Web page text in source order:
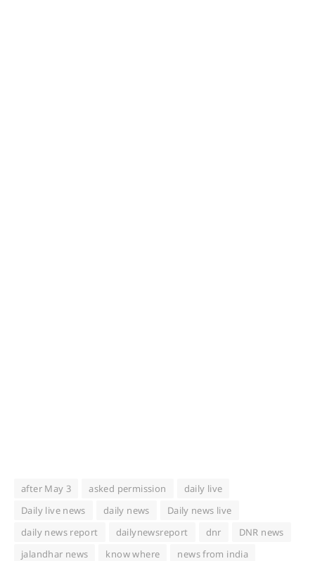
after May 3 asked permission
daily live
Daily live news
daily news
Daily news live
daily news report
dailynewsreport dnr
DNR news
jalandhar news
know where
news from india